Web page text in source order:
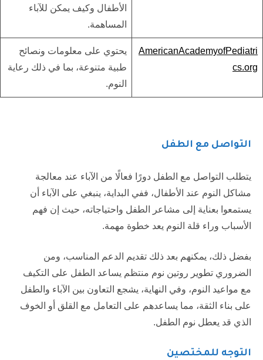
الأطفال وكيف يمكن للآباء
المساهمة.
AmericanAcademyofPediatri
cs.org
يحتوي على معلومات ونصائح
طبية متنوعة، بما في ذلك رعاية
النوم.
التواصل مع الطفل
يتطلب التواصل مع الطفل دورًا فعالًا من الآباء عند معالجة
مشاكل النوم عند الأطفال، ففي البداية، ينبغي على الآباء أن
يستمعوا بعناية إلى مشاعر الطفل واحتياجاته، حيث إن فهم
الأسباب وراء قلة النوم يعد خطوة مهمة.
بفضل ذلك، يمكنهم بعد ذلك تقديم الدعم المناسب، ومن
الضروري تطوير روتين نوم منتظم يساعد الطفل على التكيف
مع مواعيد النوم، وفي النهاية، يشجع التعاون بين الآباء والطفل
على بناء الثقة، مما يساعدهم على التعامل مع القلق أو الخوف
الذي قد يعطل نوم الطفل.
التوجه للمختصين